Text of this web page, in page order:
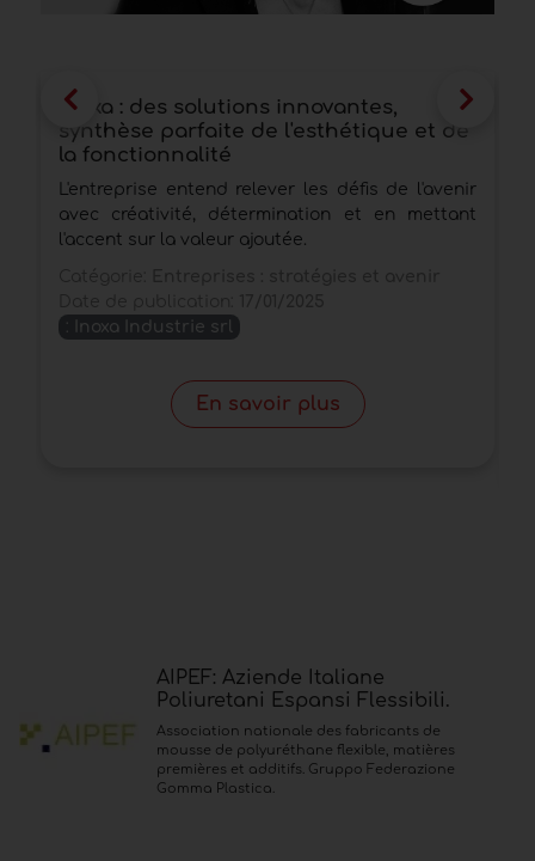
Inoxa : des solutions innovantes,
synthèse parfaite de l'esthétique et de
la fonctionnalité
L'entreprise entend relever les défis de l'avenir
avec créativité, détermination et en mettant
l'accent sur la valeur ajoutée.
:
Inoxa Industrie srl
En savoir plus
AIPEF: Aziende Italiane
Poliuretani Espansi Flessibili.
Association nationale des fabricants de
mousse de polyuréthane flexible, matières
premières et additifs. Gruppo Federazione
Gomma Plastica.